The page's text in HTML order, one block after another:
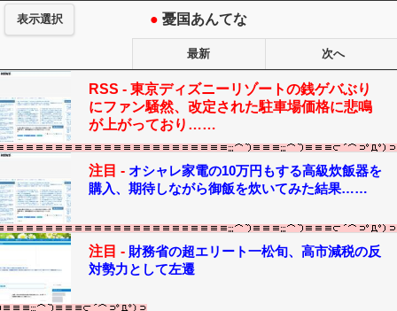
表示選択 ● 憂国あんてな
最新 次へ
RSS - 東京ディズニーリゾートの銭ゲバぶり
にファン騒然、改定された駐車場価格に悲鳴
が上がっており……
注目 - オシャレ家電の10万円もする高級炊飯器を
購入、期待しながら御飯を炊いてみた結果……
注目 - 財務省の超エリート一松旬、高市減税の反
対勢力として左遷